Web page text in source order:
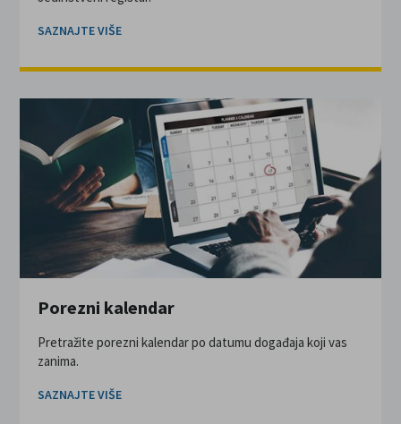
SAZNAJTE VIŠE
Porezni kalendar
Pretražite porezni kalendar po datumu događaja koji vas
zanima.
SAZNAJTE VIŠE